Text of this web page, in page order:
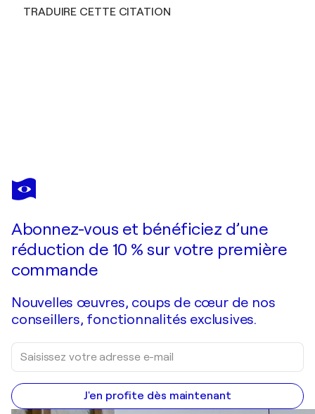
TRADUIRE CETTE CITATION
MARCOS
ZRIHEN
Je passe commande
Abonnez-vous et bénéficiez d’une
réduction de 10 % sur votre première
commande
Nouvelles œuvres, coups de cœur de nos
conseillers, fonctionnalités exclusives.
J'en profite dès maintenant